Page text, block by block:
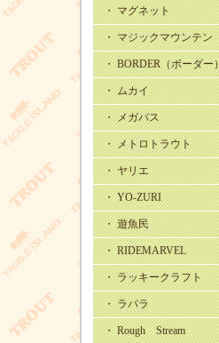
・ マグネット
・ マジックマウンテン
・ BORDER（ボーダー）
・ ムカイ
・ メガバス
・ メトロトラウト
・ ヤリエ
・ YO-ZURI
・ 遊魚民
・ RIDEMARVEL
・ ラッキークラフト
・ ラパラ
・ Rough Stream